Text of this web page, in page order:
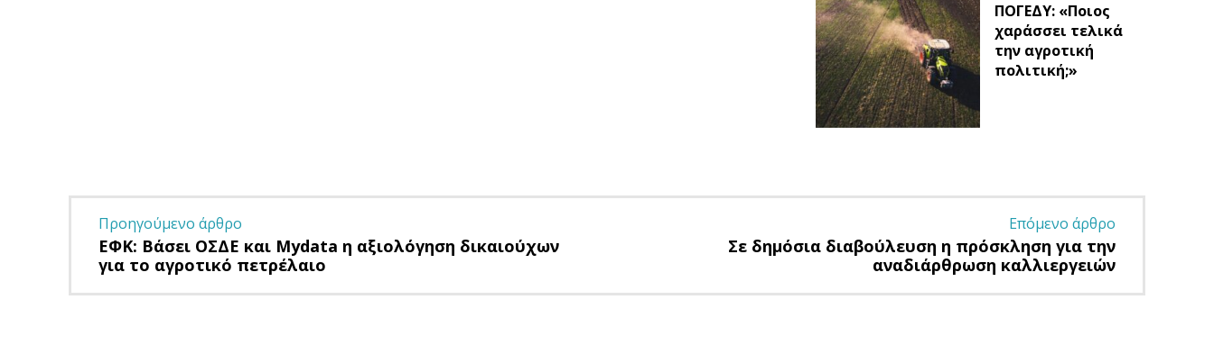
ΠΟΓΕΔΥ: «Ποιος
χαράσσει τελικά
την αγροτική
πολιτική;»
Προηγούμενο άρθρο
ΕΦΚ: Βάσει ΟΣΔΕ και Mydata η αξιολόγηση δικαιούχων
για το αγροτικό πετρέλαιο
Επόμενο άρθρο
Σε δημόσια διαβούλευση η πρόσκληση για την
αναδιάρθρωση καλλιεργειών